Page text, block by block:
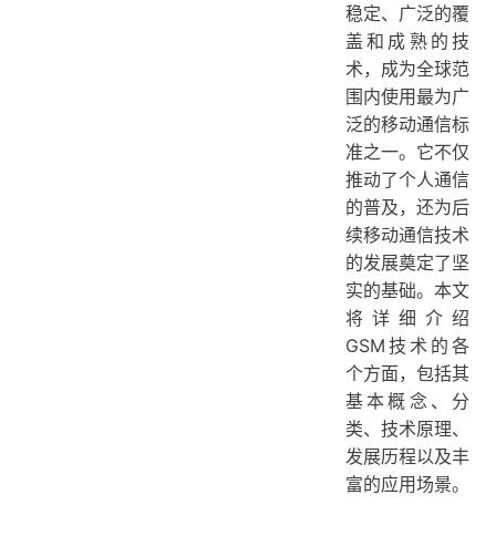
八、结论
稳定、广泛的覆
盖和成熟的技
术，成为全球范
围内使用最为广
泛的移动通信标
准之一。它不仅
推动了个人通信
的普及，还为后
续移动通信技术
的发展奠定了坚
实的基础。本文
将详细介绍
GSM技术的各
个方面，包括其
基本概念、分
类、技术原理、
发展历程以及丰
富的应用场景。